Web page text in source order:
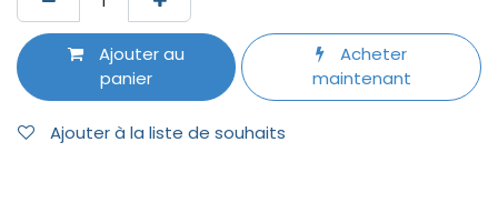
Ajouter au
panier
Acheter
maintenant
Ajouter à la liste de souhaits